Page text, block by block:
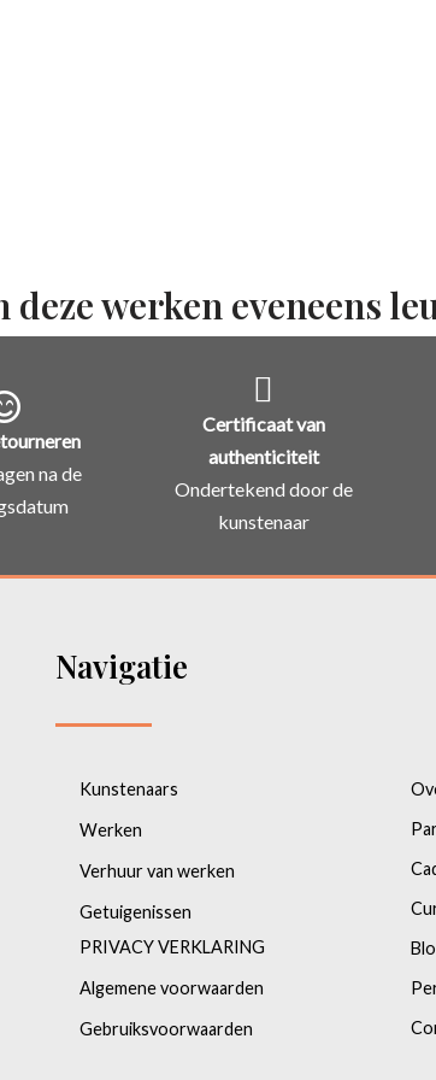
werken eveneens
na de
Certificaat van
authenticiteit
Ondertekend door de
kunstenaar
Navigatie
Kunstenaars
Werken
Verhuur van werken
Getuigenissen
PRIVACY VERKLARING
Algemene voorwaarden
Gebruiksvoorwaarden